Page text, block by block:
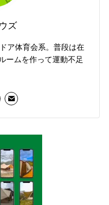
ズ
ア体育会系。普段は在
ームを作って運動不足